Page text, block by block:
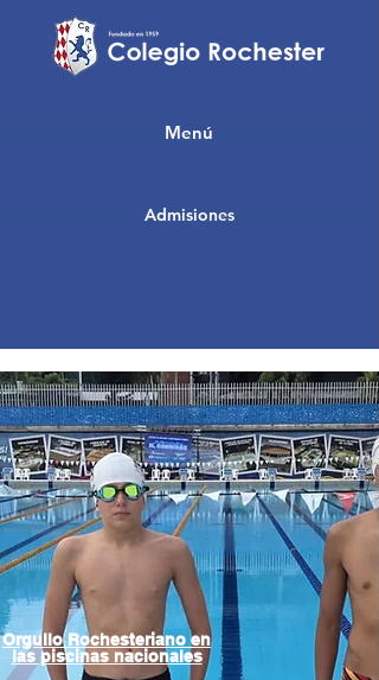
Admisiones
Menú
Orgullo Rochesteriano en
las piscinas nacionales